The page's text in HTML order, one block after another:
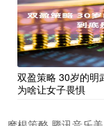
双盈策略 30岁的明
为啥让女子畏惧